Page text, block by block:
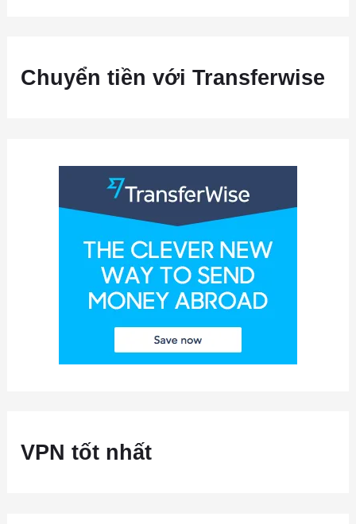
Chuyển tiền với Transferwise
VPN tốt nhất